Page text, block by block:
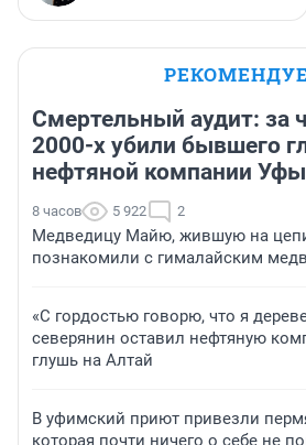
Смертельный аудит: за
2000-х убили бывшего
нефтяной компании Уфы
8 часов 5 922 2
Медведицу Майю, жившую на
познакомили с гималайским
«С гордостью говорю, что я
северянин оставил нефтяную
глушь на Алтай
В уфимский приют привезли
которая почти ничего о себе не